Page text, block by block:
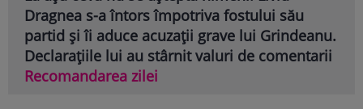
Dragnea s-a întors împotriva fostului său
partid și îi aduce acuzații grave lui Grindeanu.
Declarațiile lui au stârnit valuri de comentarii
Recomandarea zilei